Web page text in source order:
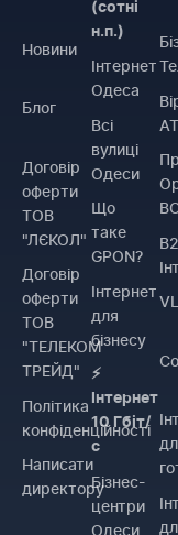
Новини
Блог
Договiр
оферти
ТОВ
"ЛЄКОЛ"
Договiр
оферти
ТОВ
"ТЕЛЕКОМ
ТРЕЙД"
Політика
конфіденційності
Написати
директору
(сотні
н.п.)
Інтернет
Одеса
Всі
вулиці
Одеси
Що
таке
GPON?
Інтернет
для
бізнесу
⚡
Інтернет
10 Гбіт/
с
Бізнес-
центри
Одеси